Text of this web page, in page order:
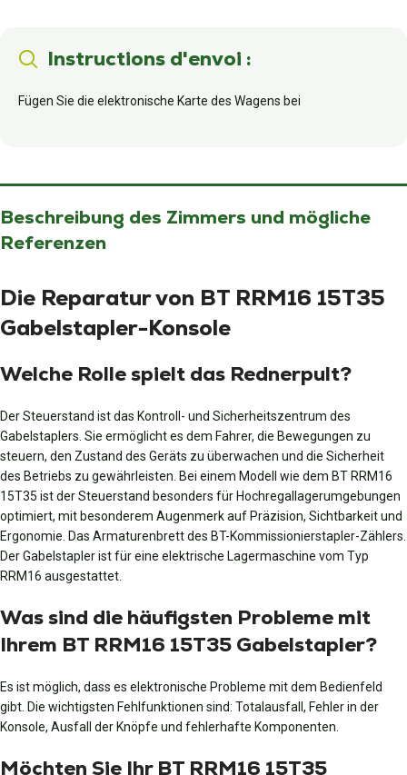
Instructions d'envoi :
Fügen Sie die elektronische Karte des Wagens bei
Beschreibung des Zimmers und mögliche
Referenzen
Die Reparatur von BT RRM16 15T35
Gabelstapler-Konsole
Welche Rolle spielt das Rednerpult?
Der Steuerstand ist das Kontroll- und Sicherheitszentrum des
Gabelstaplers. Sie ermöglicht es dem Fahrer, die Bewegungen zu
steuern, den Zustand des Geräts zu überwachen und die Sicherheit
des Betriebs zu gewährleisten. Bei einem Modell wie dem BT RRM16
15T35 ist der Steuerstand besonders für Hochregallagerumgebungen
optimiert, mit besonderem Augenmerk auf Präzision, Sichtbarkeit und
Ergonomie. Das Armaturenbrett des BT-Kommissionierstapler-Zählers.
Der Gabelstapler ist für eine elektrische Lagermaschine vom Typ
RRM16 ausgestattet.
Was sind die häufigsten Probleme mit
Ihrem BT RRM16 15T35 Gabelstapler?
Es ist möglich, dass es elektronische Probleme mit dem Bedienfeld
gibt. Die wichtigsten Fehlfunktionen sind: Totalausfall, Fehler in der
Konsole, Ausfall der Knöpfe und fehlerhafte Komponenten.
Möchten Sie Ihr BT RRM16 15T35